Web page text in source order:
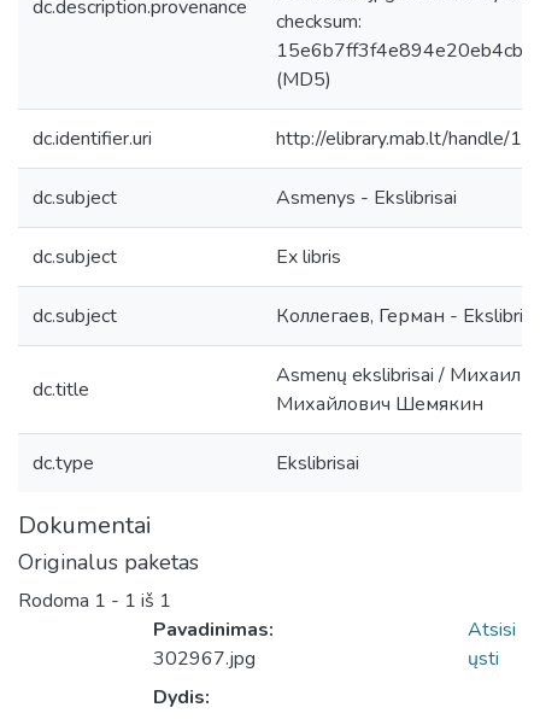
dc.description.provenance
checksum:
(MD5)
dc.identifier.uri http://elibrary.mab.lt/handle/1/
dc.subject Asmenys - Ekslibrisai
dc.subject Ex libris
dc.subject Коллегаев, Герман -
dc.title
Asmenų ekslibrisai / Михаил
Михайлович Шемякин
dc.type Ekslibrisai
Dokumentai
Originalus paketas
Rodoma 1 - 1 iš 1
Pavadinimas:
302967.jpg
Dydis:
Atsisi
ųsti